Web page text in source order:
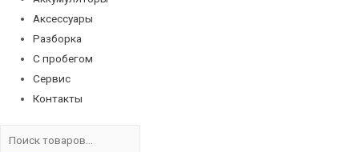
Аксессуары
Разборка
С пробегом
Сервис
Контакты